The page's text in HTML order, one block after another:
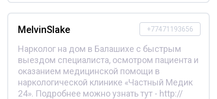
+77471193656
MelvinSlake
Нарколог на дом в Балашихе с быстрым
выездом специалиста, осмотром пациента и
оказанием медицинской помощи в
наркологической клинике «Частный Медик
24». Подробнее можно узнать тут - http://